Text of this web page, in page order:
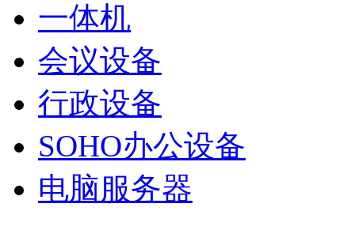
一体机
会议设备
行政设备
SOHO办公设备
电脑服务器